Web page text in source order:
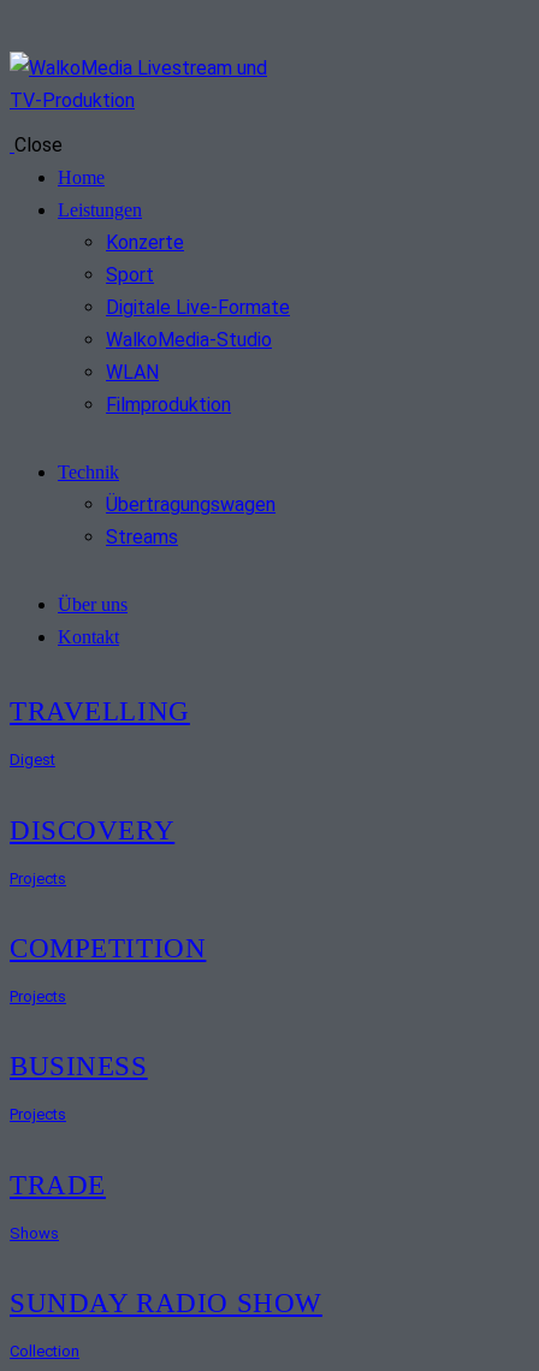
Close
Home
Leistungen
Konzerte
Sport
Digitale Live-Formate
WalkoMedia-Studio
WLAN
Filmproduktion
Technik
Übertragungswagen
Streams
Über uns
Kontakt
TRAVELLING
Digest
DISCOVERY
Projects
COMPETITION
Projects
BUSINESS
Projects
TRADE
Shows
SUNDAY RADIO SHOW
Collection